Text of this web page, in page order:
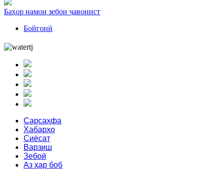
Баҳор намои зебои ҷавонист
Бойгонӣ
Сарсаҳфа
Хабарҳо
Сиёсат
Варзиш
Зебоӣ
Аз ҳар боб